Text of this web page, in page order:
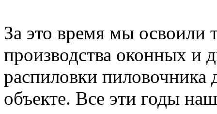
За это время мы освоили
производства оконных и
распиловки пиловочника
объекте. Все эти годы